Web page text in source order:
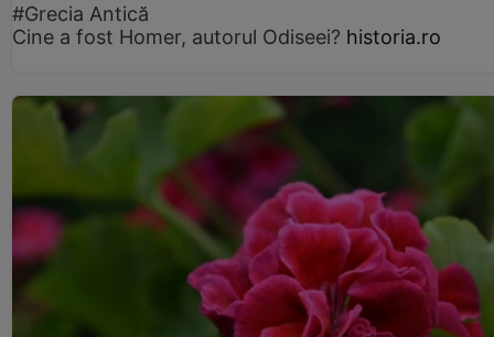
#Grecia Antică
Cine a fost Homer, autorul Odiseei? historia.ro